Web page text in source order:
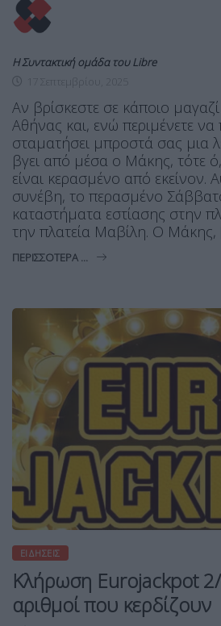
Η Συντακτική ομάδα του Libre
Αν βρίσκεστε σε κάποιο
Αθήνας και, ενώ περιμένετε να
σταματήσει μπροστά σας μια
βγει από μέσα ο Μάκης, τότε
είναι κερασμένο από εκείνον.
συνέβη, το περασμένο
καταστήματα εστίασης στην
την πλατεία Μαβίλη. Ο
ΠΕΡΙΣΣΌΤΕΡΑ ...
ΕΙΔΉΣΕΙΣ
Κλήρωση Eurojackpot
αριθμοί που κερδίζουν